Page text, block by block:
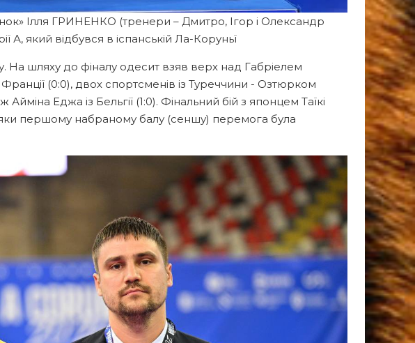
Ілля ГРИНЕНКО (тренери – Дмитро, Ігор і Олександр
який відбувся в іспанській Ла-Коруньї
На шляху до фіналу одесит взяв верх над Габріелем
Франції (0:0), двох спортсменів із Туреччини - Озтюрком
Еджа із Бельгії (1:0). Фінальний бій з японцем Таїкі
першому набраному балу (сеншу) перемога була